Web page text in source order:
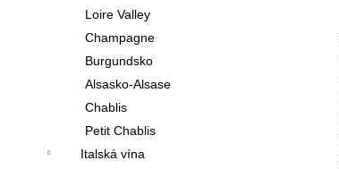
Loire Valley
Champagne
Burgundsko
Alsasko-Alsase
Chablis
Petit Chablis
Italská vína
449
Kč